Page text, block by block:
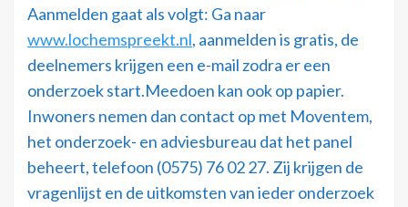
Aanmelden gaat als volgt: Ga naar
www.lochemspreekt.nl, aanmelden is gratis, de
deelnemers krijgen een e-mail zodra er een
onderzoek start.Meedoen kan ook op papier.
Inwoners nemen dan contact op met Moventem,
het onderzoek- en adviesbureau dat het panel
beheert, telefoon (0575) 76 02 27. Zij krijgen de
vragenlijst en de uitkomsten van ieder onderzoek